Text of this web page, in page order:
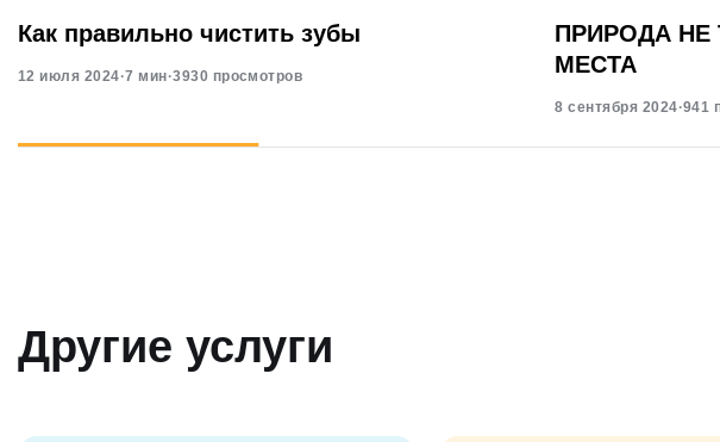
Как правильно чистить зубы
12 июля 2024·7 мин·3930 просмотров
ПРИРОДА НЕ
МЕСТА
8 сентября 2024·941
Другие услуги